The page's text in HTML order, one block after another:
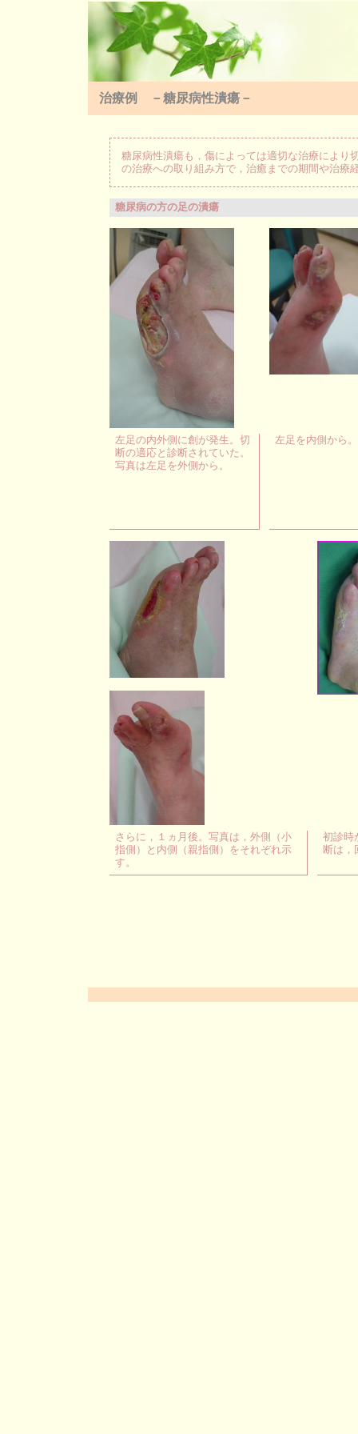
治療例 －糖尿病性潰瘍－
糖尿病性潰瘍も，傷によっては適切な治療により
の治療への取り組み方で，治癒までの期間や治療
糖尿病の方の足の潰瘍
左足の内外側に創が発生。切
断の適応と診断されていた。
写真は左足を外側から。
左足を内側から。
さらに，１ヵ月後。写真は，外側（小
指側）と内側（親指側）をそれぞれ示
す。
初診時
断は，